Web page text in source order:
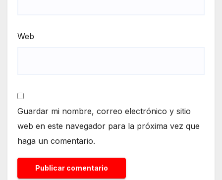
Web
Guardar mi nombre, correo electrónico y sitio
web en este navegador para la próxima vez que
haga un comentario.